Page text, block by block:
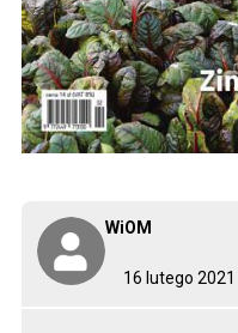
16 lutego 2021
WiOM